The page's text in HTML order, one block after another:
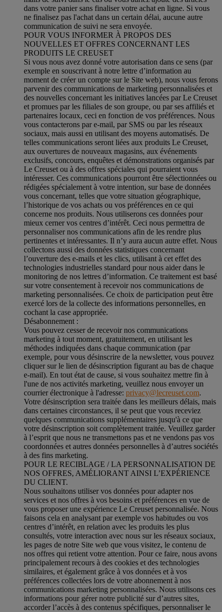
dans votre panier sans finaliser votre achat en ligne. Si vous
ne finalisez pas l'achat dans un certain délai, aucune autre
communication de suivi ne sera envoyée.
POUR VOUS INFORMER À PROPOS DES
NOUVELLES ET OFFRES CONCERNANT LES
PRODUITS LE CREUSET
Si vous nous avez donné votre autorisation dans ce sens (par
exemple en souscrivant à notre lettre d’information au
moment de créer un compte sur le Site web), nous vous ferons
parvenir des communications de marketing personnalisées et
des nouvelles concernant les initiatives lancées par Le Creuset
et promues par les filiales de son groupe, ou par ses affiliés et
partenaires locaux, ceci en fonction de vos préférences. Nous
vous contacterons par e-mail, par SMS ou par les réseaux
sociaux, mais aussi en utilisant des moyens automatisés. De
telles communications seront liées aux produits Le Creuset,
aux ouvertures de nouveaux magasins, aux événements
exclusifs, concours, enquêtes et démonstrations organisés par
Le Creuset ou à des offres spéciales qui pourraient vous
intéresser. Ces communications pourront être sélectionnées ou
rédigées spécialement à votre intention, sur base de données
vous concernant, telles que votre situation géographique,
l’historique de vos achats ou vos préférences en ce qui
concerne nos produits. Nous utiliserons ces données pour
mieux cerner vos centres d’intérêt. Ceci nous permettra de
personnaliser nos communications afin de les rendre plus
pertinentes et intéressantes. Il n’y aura aucun autre effet. Nous
collectons aussi des données statistiques concernant
l’ouverture des e-mails et les clics, utilisant à cet effet des
technologies industrielles standard pour nous aider dans le
monitoring de nos lettres d’information. Ce traitement est basé
sur votre consentement à recevoir nos communications de
marketing personnalisées. Ce choix de participation peut être
exercé lors de la collecte des informations personnelles, en
cochant la case appropriée.
Désabonnement :
Vous pouvez cesser de recevoir nos communications
marketing à tout moment, gratuitement, en utilisant les
méthodes indiquées dans chaque communication (par
exemple, pour vous désinscrire de la newsletter, vous pouvez
cliquer sur le lien de désinscription figurant au bas de chaque
e-mail). En tout état de cause, si vous souhaitez mettre fin à
l'une de nos activités marketing, veuillez nous envoyer un
courrier électronique à l'adresse: privacy@lecreuset.com.
Votre désinscription sera traitée dans les meilleurs délais, mais
dans certaines circonstances, il se peut que vous receviez
quelques communications supplémentaires jusqu'à ce que
votre désinscription soit complètement traitée. Veuillez garder
à l’esprit que nous ne transmettons pas et ne vendons pas vos
coordonnées et autres données personnelles à d’autres sociétés
à des fins marketing.
POUR LE RECIBLAGE / LA PERSONNALISATION DE
NOS OFFRES, AMÉLIORANT AINSI L’EXPÉRIENCE
DU CLIENT.
Nous souhaitons utiliser vos données pour adapter nos
services et nos offres à vos besoins et préférences en vue de
vous proposer une expérience Le Creuset personnalisée. Nous
faisons cela en analysant par exemple vos habitudes ou vos
centres d’intérêt, en relation avec les produits les plus
consultés, votre interaction avec nous sur les réseaux sociaux,
les pages de notre Site web que vous visitez, le contenu de
nos offres qui retient votre attention. Pour ce faire, nous avons
principalement recours à des cookies et des technologies
similaires, et également grâce à vos données et à vos
préférences collectées lors de votre abonnement à nos
communications marketing personnalisées. Nous utilisons ces
informations pour gérer notre publicité sur d’autres sites,
accorder l’accès à des contenus spécifiques, personnaliser le